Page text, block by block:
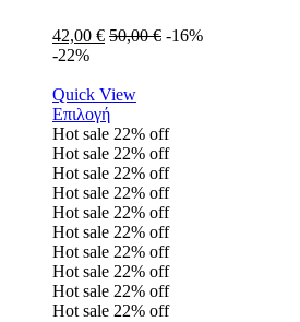
42,00 € 50,00€ -16%
-22%
Quick View
Επιλογή
Hot sale 22% off
Hot sale 22% off
Hot sale 22% off
Hot sale 22% off
Hot sale 22% off
Hot sale 22% off
Hot sale 22% off
Hot sale 22% off
Hot sale 22% off
Hot sale 22% off